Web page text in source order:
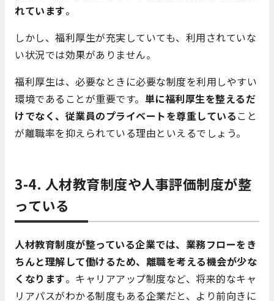
れています。
しかし、福利厚生が充実していても、利用されていな
い状況では効果がありません。
福利厚生は、必要なときに必要な制度を利用しやすい
環境であることが重要です。 単に福利厚生を整えるだ
けでなく、従業員のプライベートを尊重している こと
が離職率を抑えられている理由といえるでしょう。
3-4. 人材教育制度や人事評価制度が整
っている
人材教育制度が整っている企業では、業務フローをき
ちんと理解して働けるため、離職を考える機会が少な
くなります。キャリアアップ制度など、将来的なキャ
リアパスがわかる制度もある企業だと、より前向きに